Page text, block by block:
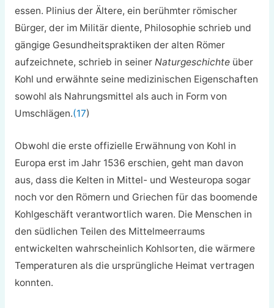
essen. Plinius der Ältere, ein berühmter römischer
Bürger, der im Militär diente, Philosophie schrieb und
gängige Gesundheitspraktiken der alten Römer
aufzeichnete, schrieb in seiner Naturgeschichteüber
Kohl und erwähnte seine medizinischen Eigenschaften
sowohl als Nahrungsmittel als auch in Form von
Umschlägen.(17)
Obwohl die erste offizielle Erwähnung von Kohl in
Europa erst im Jahr 1536 erschien, geht man davon
aus, dass die Kelten in Mittel- und Westeuropa sogar
noch vor den Römern und Griechen für das boomende
Kohlgeschäft verantwortlich waren. Die Menschen in
den südlichen Teilen des Mittelmeerraums
entwickelten wahrscheinlich Kohlsorten, die wärmere
Temperaturen als die ursprüngliche Heimat vertragen
konnten.